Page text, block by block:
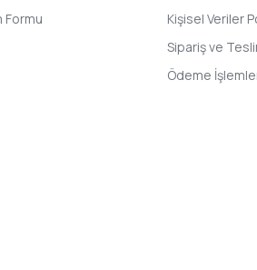
Formu
Kişisel Veriler
Sipariş ve
Ödeme